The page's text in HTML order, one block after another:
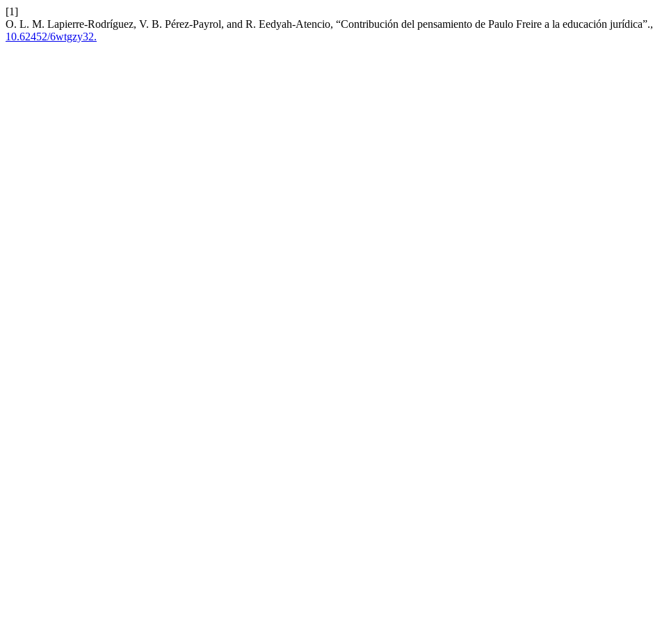
[1]
O. L. M. Lapierre-Rodríguez, V. B. Pérez-Payrol, and R. Eedyah-Atencio, “Contribución del pensamiento de Paulo Freire a la educación jurídica”.,
10.62452/6wtgzy32.